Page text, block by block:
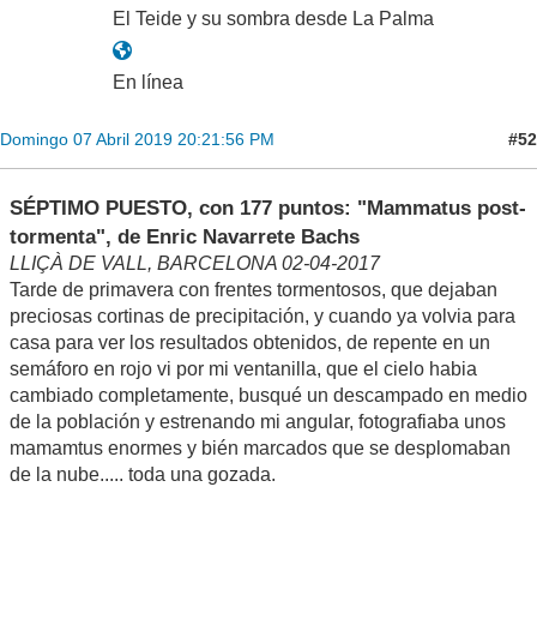
El Teide y su sombra desde La Palma
En línea
Domingo 07 Abril 2019 20:21:56 PM #52
SÉPTIMO PUESTO, con 177 puntos: "Mammatus post-
tormenta", de Enric Navarrete Bachs
LLIÇÀ DE VALL, BARCELONA 02-04-2017
Tarde de primavera con frentes tormentosos, que dejaban
preciosas cortinas de precipitación, y cuando ya volvia para
casa para ver los resultados obtenidos, de repente en un
semáforo en rojo vi por mi ventanilla, que el cielo habia
cambiado completamente, busqué un descampado en medio
de la población y estrenando mi angular, fotografiaba unos
mamamtus enormes y bién marcados que se desplomaban
de la nube..... toda una gozada.